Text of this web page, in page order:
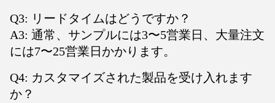
Q3: リードタイムはどうですか？
A3: 通常、サンプルには3〜5営業日、大量注文
には7〜25営業日かかります。
Q4: カスタマイズされた製品を受け入れます
か？